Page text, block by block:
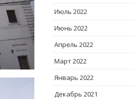
Июль 2022
Июнь 2022
Апрель 2022
Март 2022
Январь 2022
Декабрь 2021